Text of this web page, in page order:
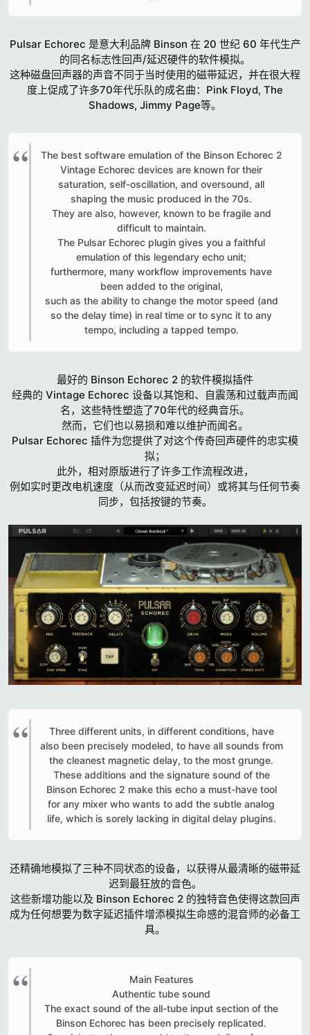
Pulsar Echorec 是意大利品牌 Binson 在 20 世纪 60 年代生产
的同名标志性回声/延迟硬件的软件模拟。
这种磁盘回声器的声音不同于当时使用的磁带延迟，并在很大程
度上促成了许多70年代乐队的成名曲：Pink Floyd, The
Shadows, Jimmy Page等。
The best software emulation of the Binson Echorec 2
Vintage Echorec devices are known for their
saturation, self-oscillation, and oversound, all
shaping the music produced in the 70s.
They are also, however, known to be fragile and
difficult to maintain.
The Pulsar Echorec plugin gives you a faithful
emulation of this legendary echo unit;
furthermore, many workflow improvements have
been added to the original,
such as the ability to change the motor speed (and
so the delay time) in real time or to sync it to any
tempo, including a tapped tempo.​
最好的 Binson Echorec 2 的软件模拟插件
经典的 Vintage Echorec 设备以其饱和、自震荡和过载声而闻
名，这些特性塑造了70年代的经典音乐。
然而，它们也以易损和难以维护而闻名。
Pulsar Echorec 插件为您提供了对这个传奇回声硬件的忠实模
拟；
此外，相对原版进行了许多工作流程改进，
例如实时更改电机速度（从而改变延迟时间）或将其与任何节奏
同步，包括按键的节奏。
Three different units, in different conditions, have
also been precisely modeled, to have all sounds from
the cleanest magnetic delay, to the most grunge.
These additions and the signature sound of the
Binson Echorec 2 make this echo a must-have tool
for any mixer who wants to add the subtle analog
life, which is sorely lacking in digital delay plugins.​
还精确地模拟了三种不同状态的设备，以获得从最清晰的磁带延
迟到最狂放的音色。
这些新增功能以及 Binson Echorec 2 的独特音色使得这款回声
成为任何想要为数字延迟插件增添模拟生命感的混音师的必备工
具。
Main Features
Authentic tube sound
The exact sound of the all-tube input section of the
Binson Echorec has been precisely replicated.